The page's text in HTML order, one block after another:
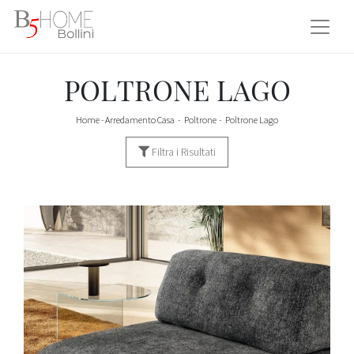
POLTRONE LAGO
Home-Arredamento Casa - Poltrone - Poltrone Lago
Filtra i Risultati